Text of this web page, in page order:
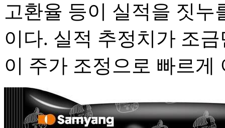
고환율 등이 실적을 짓누
이다. 실적 추정치가 조
이 주가 조정으로 빠르게